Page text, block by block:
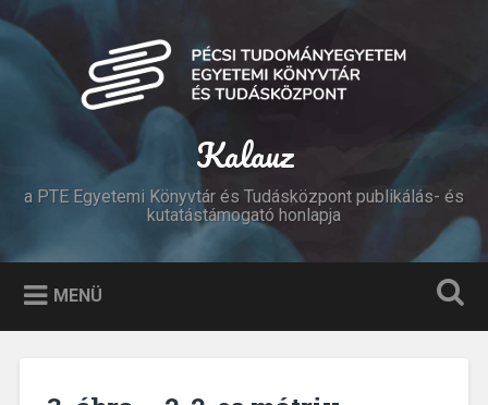
Tovább
tartalomhoz
Keresés
Kalauz
a PTE Egyetemi Könyvtár és Tudásközpont publikálás- és
kutatástámogató honlapja
MENÜ